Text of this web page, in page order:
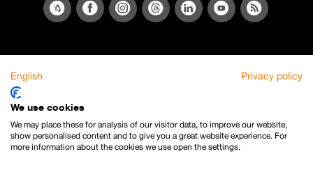
English Privacy policy
We use cookies
We may place these for analysis of our visitor data, to improve our website,
show personalised content and to give you a great website experience. For
more information about the cookies we use open the settings.